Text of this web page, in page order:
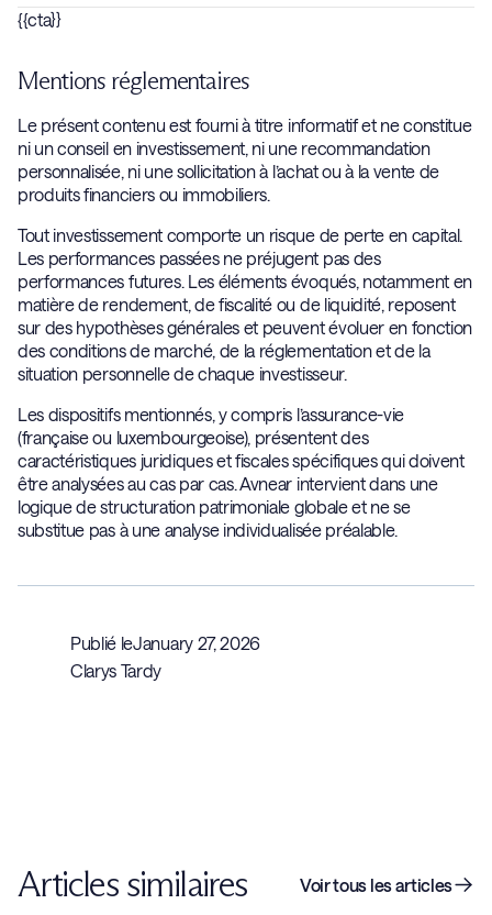
stratégie de long terme.
La liquidité permet d'absorber les imprévus, d'arbitrer sans
Avnear, l’immobilier s'envisage uniquement après avoir
sécurisé une structure financière agile.
{{cta}}
Mentions réglementaires
Le présent contenu est fourni à titre informatif et ne constitue
ni un conseil en investissement, ni une recommandation
personnalisée, ni une sollicitation à l’achat ou à la vente de
produits financiers ou immobiliers.
Tout investissement comporte un risque de perte en capital.
Les performances passées ne préjugent pas des
performances futures. Les éléments évoqués, notamment en
matière de rendement, de fiscalité ou de liquidité, reposent
sur des hypothèses générales et peuvent évoluer en fonction
des conditions de marché, de la réglementation et de la
situation personnelle de chaque investisseur.
Les dispositifs mentionnés, y compris l’assurance-vie
(française ou luxembourgeoise), présentent des
caractéristiques juridiques et fiscales spécifiques qui doivent
être analysées au cas par cas. Avnear intervient dans une
logique de structuration patrimoniale globale et ne se
substitue pas à une analyse individualisée préalable.
Publié leJanuary 27, 2026
Clarys Tardy
Articles similaires Voir tous les articles